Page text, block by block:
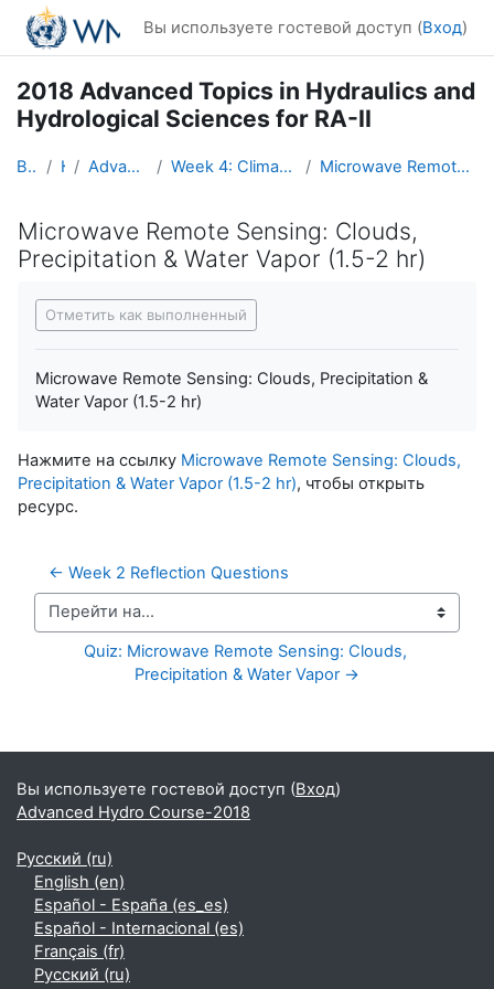
Перейти к основному содержанию
Вы используете гостевой доступ (Вход)
2018 Advanced Topics in Hydraulics and
Hydrological Sciences for RA-II
В начало Курсы Advanced Hydro Course-2018 Week 4: Climate Variability and Remote Sensing (9 - 15 April) Microwave Remote Sensing: Clouds, Precipitation & Water Vapor (1.5-2 hr)
Microwave Remote Sensing: Clouds,
Precipitation & Water Vapor (1.5-2 hr)
Отметить как выполненный
Microwave Remote Sensing: Clouds, Precipitation &
Water Vapor (1.5-2 hr)
Нажмите на ссылку Microwave Remote Sensing: Clouds,
Precipitation & Water Vapor (1.5-2 hr), чтобы открыть
ресурс.
← Week 2 Reflection Questions
Перейти на...
Quiz: Microwave Remote Sensing: Clouds,
Precipitation & Water Vapor →
Дополнительные блоки
Вы используете гостевой доступ (Вход)
Advanced Hydro Course-2018
Русский ‎(ru)‎
English ‎(en)‎
Español - España ‎(es_es)‎
Español - Internacional ‎(es)‎
Français ‎(fr)‎
Русский ‎(ru)‎